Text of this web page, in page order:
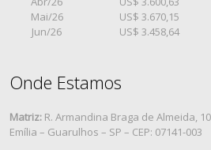
Mai/26
US$ 3.670,15
Jun/26
US$ 3.458,64
Onde Estamos
Matriz: R. Armandina Braga de Almeida,
Emília – Guarulhos – SP – CEP: 07141-003